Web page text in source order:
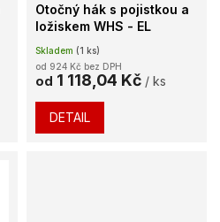
Otočný hák s pojistkou a
ložiskem WHS - EL
Skladem (1 ks)
od 924 Kč bez DPH
od 1 118,04 Kč / ks
DETAIL